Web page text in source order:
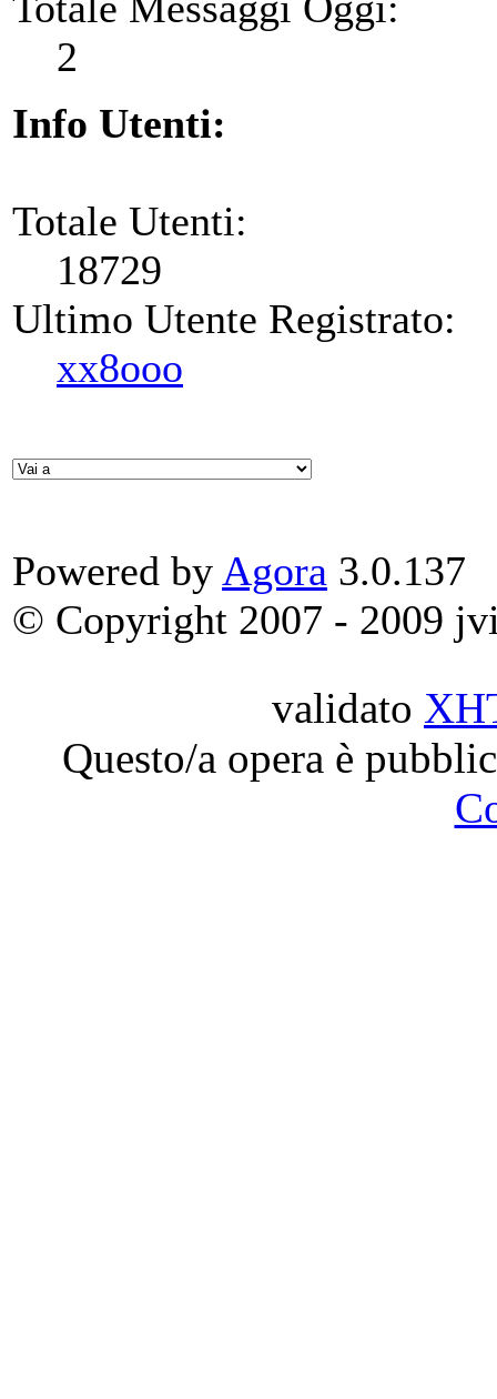
2
Info Utenti:
Totale Utenti:
18729
Ultimo Utente Registrato:
xx8ooo
Powered by Agora 3.0.137
© Copyright 2007 - 2009
validato
Questo/a opera è